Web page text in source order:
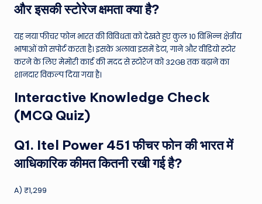
और इसकी स्टोरेज क्षमता क्या है?
यह नया फीचर फोन भारत की विविधता को देखते हुए कुल 10 विभिन्न क्षेत्रीय
भाषाओं को सपोर्ट करता है। इसके अलावा इसमें डेटा, गाने और वीडियो स्टोर
करने के लिए मेमोरी कार्ड की मदद से स्टोरेज को 32GB तक बढ़ाने का
शानदार विकल्प दिया गया है।
Interactive Knowledge Check
(MCQ Quiz)
Q1. Itel Power 451 फीचर फोन की भारत में
आधिकारिक कीमत कितनी रखी गई है?
A) ₹1,299